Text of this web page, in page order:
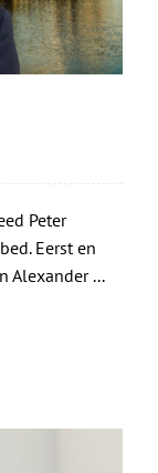
Peter
Eerst en
Alexander ...